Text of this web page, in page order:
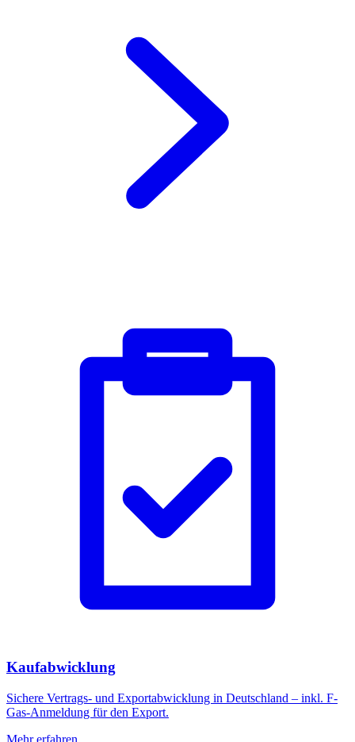
Kaufabwicklung
Sichere Vertrags- und Exportabwicklung in Deutschland – inkl. F-
Gas-Anmeldung für den Export.
Mehr erfahren